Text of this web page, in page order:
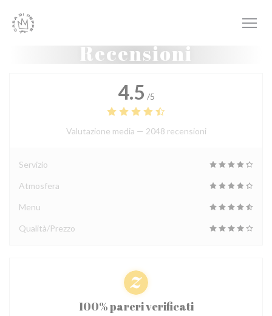
Recensioni
4.5 /5
Valutazione media — 2048 recensioni
Servizio
Atmosfera
Menu
Qualità/Prezzo
100% pareri verificati